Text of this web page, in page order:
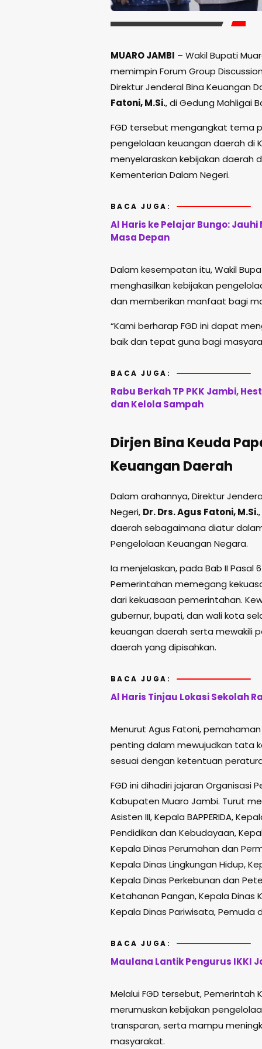
MUARO JAMBI – Wakil Bupati
memimpin Forum Group
Direktur Jenderal Bina Keuangan
Fatoni, M.Si., di Gedung Mahligai
FGD tersebut mengangkat tema
pengelolaan keuangan daerah di
menyelaraskan kebijakan daerah
Kementerian Dalam Negeri.
BACA JUGA:
Al Haris ke Pelajar Bungo:
Masa Depan
Dalam kesempatan itu, Wakil
menghasilkan kebijakan
dan memberikan manfaat bagi
“Kami berharap FGD ini dapat
baik dan tepat guna bagi
BACA JUGA:
Rabu Berkah TP PKK Jambi,
dan Kelola Sampah
Dirjen Bina Keuda
Keuangan Daerah
Dalam arahannya, Direktur
Negeri, Dr. Drs. Agus Fatoni, M.Si.
daerah sebagaimana diatur
Pengelolaan Keuangan Negara.
Ia menjelaskan, pada Bab II Pasal
Pemerintahan memegang
dari kekuasaan pemerintahan.
gubernur, bupati, dan wali kota
keuangan daerah serta mewakili
daerah yang dipisahkan.
BACA JUGA:
Al Haris Tinjau Lokasi Sekolah
Menurut Agus Fatoni,
penting dalam mewujudkan tata
sesuai dengan ketentuan
FGD ini dihadiri jajaran Organisasi
Kabupaten Muaro Jambi. Turut
Asisten III, Kepala BAPPERIDA,
Pendidikan dan Kebudayaan,
Kepala Dinas Perumahan dan
Kepala Dinas Lingkungan Hidup,
Kepala Dinas Perkebunan dan
Ketahanan Pangan, Kepala Dinas
Kepala Dinas Pariwisata, Pemuda
BACA JUGA:
Maulana Lantik Pengurus IKKI
Melalui FGD tersebut,
merumuskan kebijakan
transparan, serta mampu
masyarakat.